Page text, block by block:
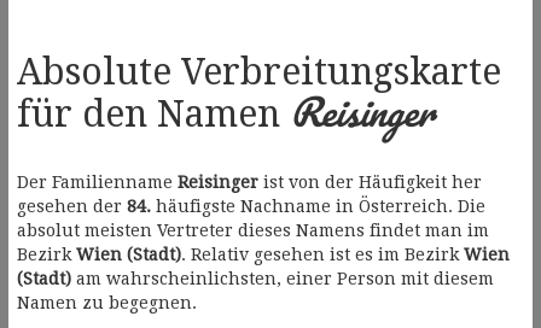
Absolute Verbreitungskarte
für den Namen Reisinger
Der Familienname Reisinger ist von der Häufigkeit her
gesehen der 84. häufigste Nachname in Österreich. Die
absolut meisten Vertreter dieses Namens findet man im
Bezirk Wien (Stadt). Relativ gesehen ist es im Bezirk Wien
(Stadt) am wahrscheinlichsten, einer Person mit diesem
Namen zu begegnen.